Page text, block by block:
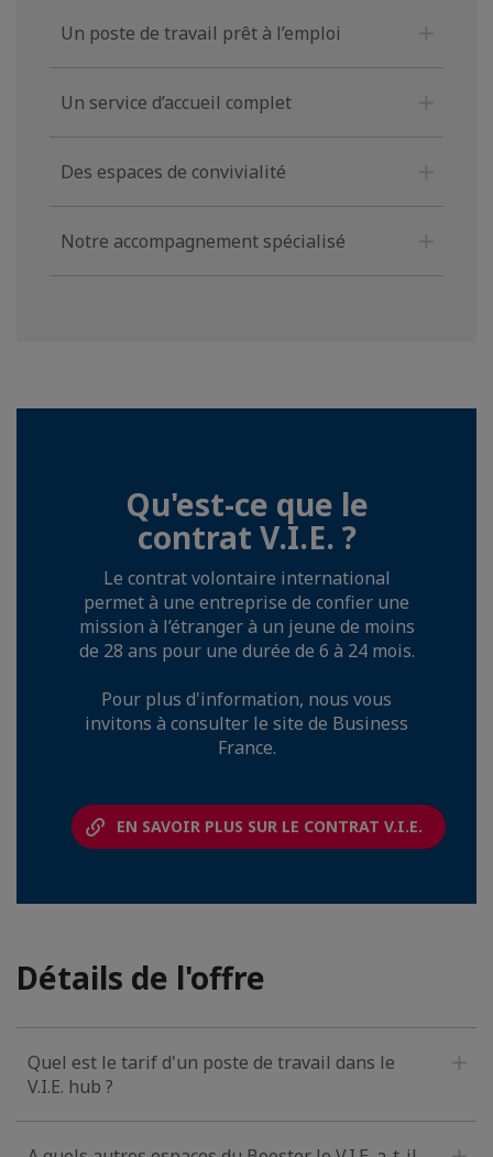
Un poste de travail prêt à l’emploi
Un service d’accueil complet
Des espaces de convivialité
Notre accompagnement spécialisé
Qu'est-ce que le
contrat V.I.E. ?
Le contrat volontaire international
permet à une entreprise de confier une
mission à l’étranger à un jeune de moins
de 28 ans pour une durée de 6 à 24 mois.
Pour plus d'information, nous vous
invitons à consulter le site de Business
France.
EN SAVOIR PLUS SUR LE CONTRAT V.I.E.
Détails de l'offre
Quel est le tarif d'un poste de travail dans le
V.I.E. hub ?